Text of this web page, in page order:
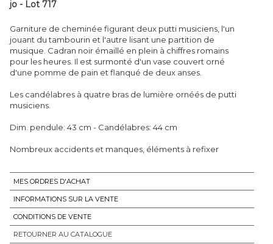
jo - Lot 717
Garniture de cheminée figurant deux putti musiciens, l'un
jouant du tambourin et l'autre lisant une partition de
musique. Cadran noir émaillé en plein à chiffres romains
pour les heures. Il est surmonté d'un vase couvert orné
d'une pomme de pain et flanqué de deux anses.
Les candélabres à quatre bras de lumière ornéés de putti
musiciens.
Dim. pendule: 43 cm - Candélabres: 44 cm
Nombreux accidents et manques, éléments à refixer
MES ORDRES D'ACHAT
INFORMATIONS SUR LA VENTE
CONDITIONS DE VENTE
RETOURNER AU CATALOGUE